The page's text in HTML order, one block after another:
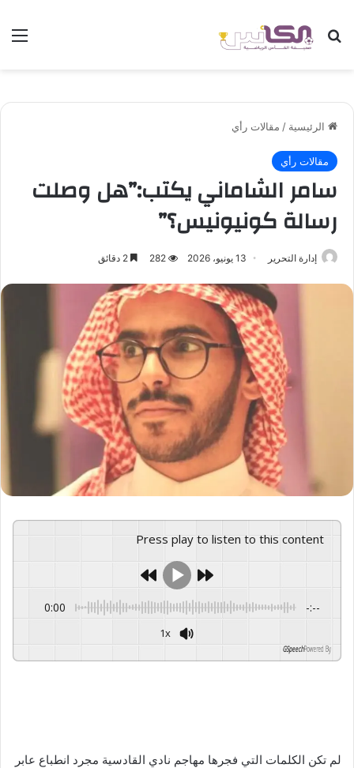
بحث عن
الرئيسية / مقالات رأي
مقالات رأي
سامر الشاماني يكتب:”هل وصلت
رسالة كونيونيس؟”
إدارة التحرير 13 يونيو، 2026 282
Press play to listen to this content
0:00 -:--
1x
Powered By
GSpeech
لم تكن الكلمات التي فجرها مهاجم نادي القادسية مجرد انطباع عابر